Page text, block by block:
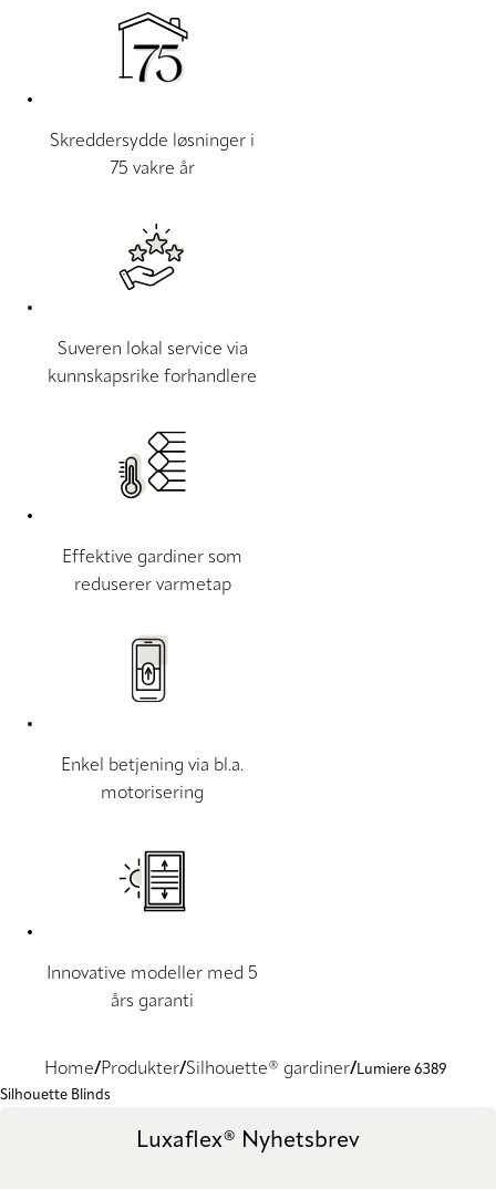
Skreddersydde løsninger i
75 vakre år
Suveren lokal service via
kunnskapsrike forhandlere
Effektive gardiner som
reduserer varmetap
Enkel betjening via bl.a.
motorisering
Innovative modeller med 5
års garanti
Home Produkter Silhouette® gardiner
Lumiere 6389
Silhouette Blinds
Luxaflex® Nyhetsbrev